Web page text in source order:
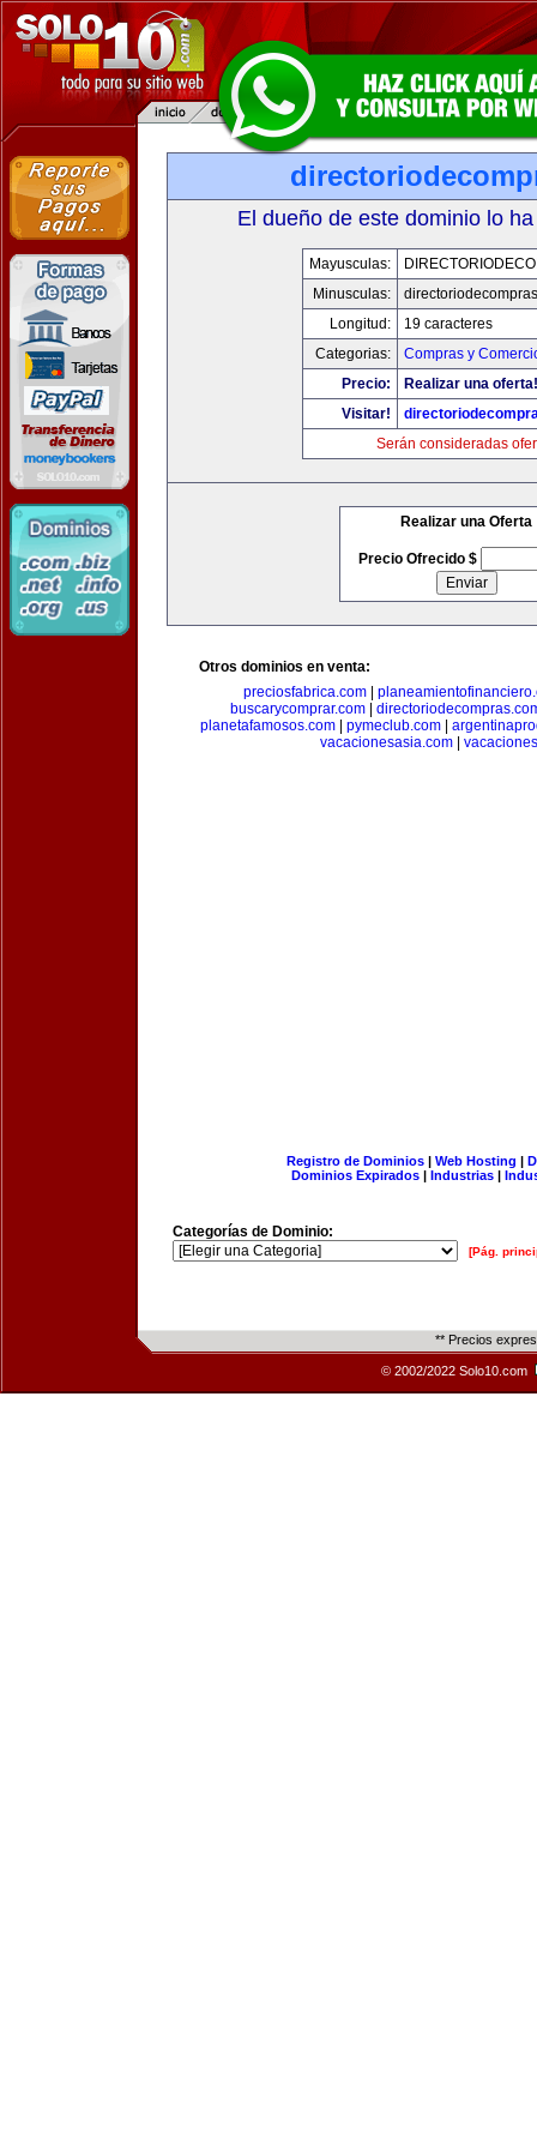
El dueño de este dominio lo
Mayusculas:
Minusculas:
Longitud:
19 caracteres
Categorias:
Compras y
Precio:
Realizar una oferta!
Visitar!
Serán consideradas
Realizar una Oferta
Precio Ofrecido $
Otros dominios en venta:
preciosfabrica.com|
buscarycomprar.com|
planetafamosos.com| pymeclub.com|
vacacionesasia.com
Registro de Dominios| Web Hosting |
Dominios Expirados | Industrias |
Categorías de Dominio:
[Pág.
** Precios
© 2002/2022 Solo10.com